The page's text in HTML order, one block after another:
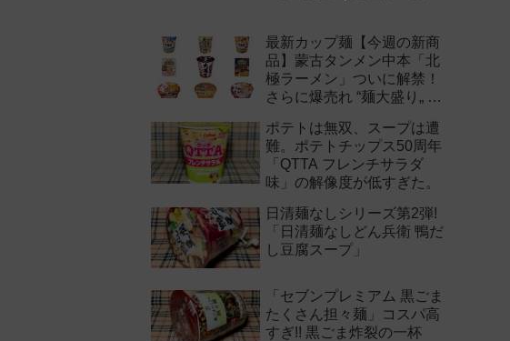
最新カップ麺【今週の新商
品】蒙古タンメン中本「北
極ラーメン」ついに解禁！
さらに爆売れ “麺大盛り„ シ
作まとめ！
ポテトは無双、スープは遭
難。ポテトチップス50周年
「QTTA フレンチサラダ
味」の解像度が低すぎた。
日清麺なしシリーズ第2弾!
「日清麺なしどん兵衛 鴨だ
し豆腐スープ」
「セブンプレミアム 黒ごま
たくさん担々麺」コスパ高
すぎ!! 黒ごま炸裂の一杯